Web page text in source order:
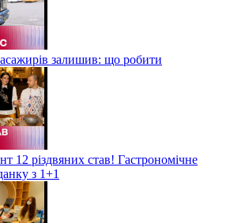
залишив: що робити
12 різдвяних став! Гастрономічне
з 1+1